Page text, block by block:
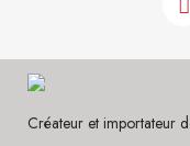
Créateur et importateur